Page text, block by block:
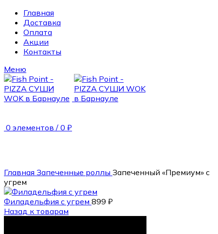
Главная
Доставка
Оплата
Акции
Контакты
Меню
0 элементов / 0 ₽
Главная Запеченные роллы Запеченный «Премиум» с
угрем
Филадельфия с угрем 899 ₽
Назад к товарам